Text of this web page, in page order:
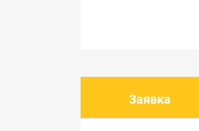
Заявка